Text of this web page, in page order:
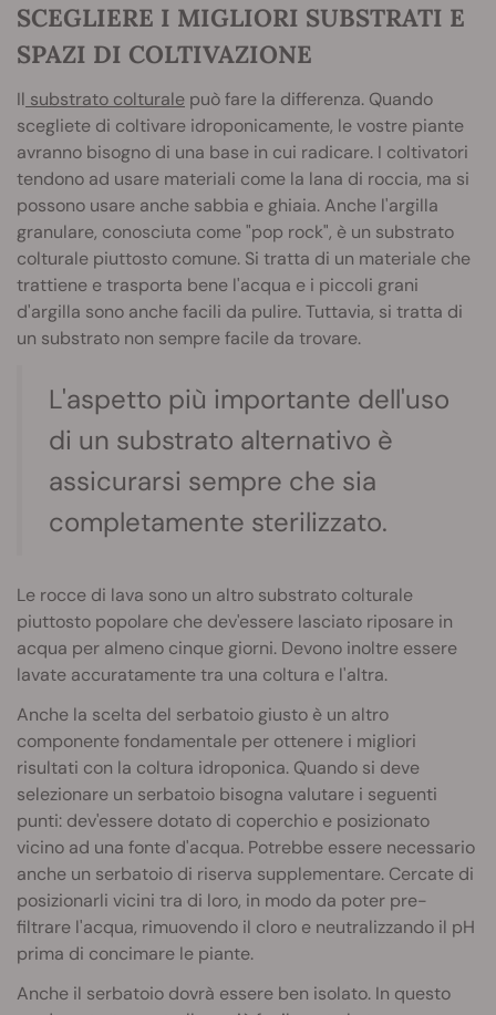
SCEGLIERE I MIGLIORI SUBSTRATI E
SPAZI DI COLTIVAZIONE
Il substrato colturale può fare la differenza. Quando
scegliete di coltivare idroponicamente, le vostre piante
avranno bisogno di una base in cui radicare. I coltivatori
tendono ad usare materiali come la lana di roccia, ma si
possono usare anche sabbia e ghiaia. Anche l'argilla
granulare, conosciuta come "pop rock", è un substrato
colturale piuttosto comune. Si tratta di un materiale che
trattiene e trasporta bene l'acqua e i piccoli grani
d'argilla sono anche facili da pulire. Tuttavia, si tratta di
un substrato non sempre facile da trovare.
L'aspetto più importante dell'uso
di un substrato alternativo è
assicurarsi sempre che sia
completamente sterilizzato.
Le rocce di lava sono un altro substrato colturale
piuttosto popolare che dev'essere lasciato riposare in
acqua per almeno cinque giorni. Devono inoltre essere
lavate accuratamente tra una coltura e l'altra.
Anche la scelta del serbatoio giusto è un altro
componente fondamentale per ottenere i migliori
risultati con la coltura idroponica. Quando si deve
selezionare un serbatoio bisogna valutare i seguenti
punti: dev'essere dotato di coperchio e posizionato
vicino ad una fonte d'acqua. Potrebbe essere necessario
anche un serbatoio di riserva supplementare. Cercate di
posizionarli vicini tra di loro, in modo da poter pre-
filtrare l'acqua, rimuovendo il cloro e neutralizzando il pH
prima di concimare le piante.
Anche il serbatoio dovrà essere ben isolato. In questo